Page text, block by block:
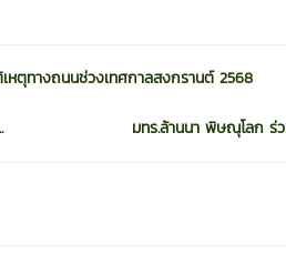
ตุทางถนนช่วงเทศกาลสงกรานต์ 2568
มทร.ล้านนา พิษณุโลก ร่